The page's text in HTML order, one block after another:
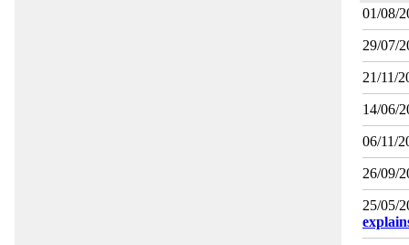
01/08/
29/07/
21/11/
14/06/
06/11/
26/09/
25/05/